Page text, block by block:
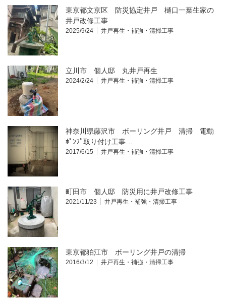
東京都文京区 防災協定井戸 樋口一葉生家の
井戸改修工事
2025/9/24 井戸再生・補強・清掃工事
立川市 個人邸 丸井戸再生
2024/2/24 井戸再生・補強・清掃工事
神奈川県藤沢市 ボーリング井戸 清掃 電動
ﾎﾟﾝﾌﾟ取り付け工事…
2017/6/15 井戸再生・補強・清掃工事
町田市 個人邸 防災用に井戸改修工事
2021/11/23 井戸再生・補強・清掃工事
東京都狛江市 ボーリング井戸の清掃
2016/3/12 井戸再生・補強・清掃工事